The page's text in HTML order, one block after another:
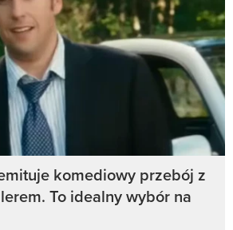
komediowy przebój z
To idealny wybór na